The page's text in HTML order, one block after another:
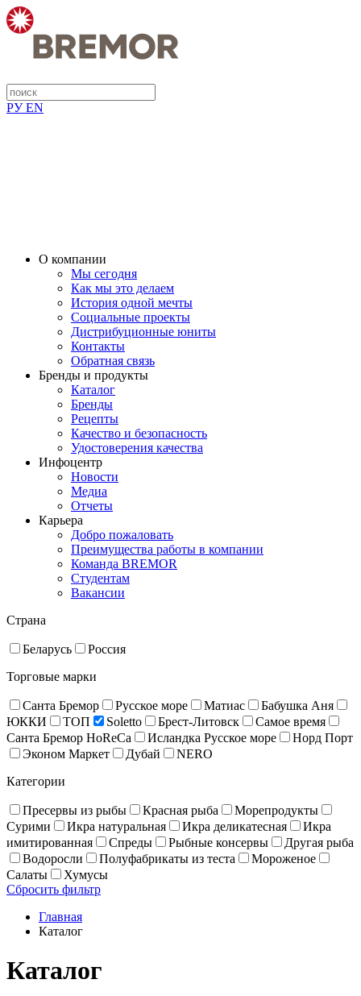
РУ EN
О компании
Мы сегодня
Как мы это делаем
История одной мечты
Социальные проекты
Дистрибуционные юниты
Контакты
Обратная связь
Бренды и продукты
Каталог
Бренды
Рецепты
Качество и безопасность
Удостоверения качества
Инфоцентр
Новости
Медиа
Отчеты
Карьера
Добро пожаловать
Преимущества работы в компании
Команда BREMOR
Студентам
Вакансии
Страна
Беларусь
Россия
Торговые марки
Санта Бремор Русское море Матиас
Бабушка Аня
ЮККИ
ТОП Soletto Брест-Литовск
Самое время
Санта Бремор HoReCa
Исландка Русское море
Норд Порт
Эконом Маркет
Дубай
NERO
Категории
Пресервы из рыбы Красная рыба
Море­про­дукты
Сурими
Икра натуральная Икра деликатесная
Икра
имитированная
Спреды Рыбные консервы
Другая рыба
Водоросли
Полуфабрикаты из теста
Мороженое
Салаты
Хумусы
Сбросить фильтр
Главная
Каталог
Каталог